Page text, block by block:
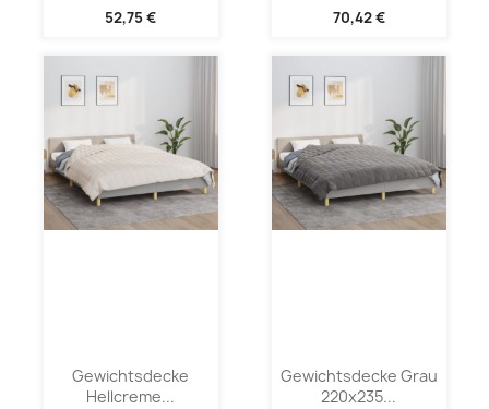
52,75 € 70,42 €
Gewichtsdecke
Hellcreme...
Gewichtsdecke Grau
220x235...